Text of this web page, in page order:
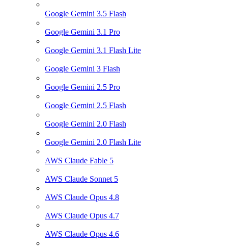
Google Gemini 3.5 Flash
Google Gemini 3.1 Pro
Google Gemini 3.1 Flash Lite
Google Gemini 3 Flash
Google Gemini 2.5 Pro
Google Gemini 2.5 Flash
Google Gemini 2.0 Flash
Google Gemini 2.0 Flash Lite
AWS Claude Fable 5
AWS Claude Sonnet 5
AWS Claude Opus 4.8
AWS Claude Opus 4.7
AWS Claude Opus 4.6